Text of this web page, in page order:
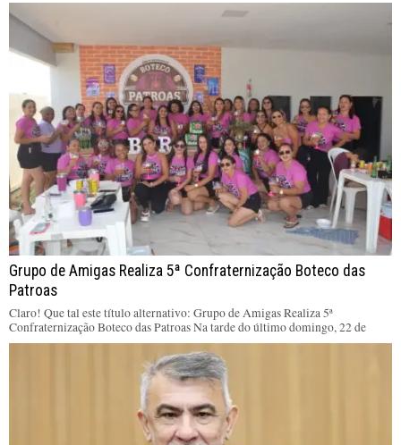
Grupo de Amigas Realiza 5ª Confraternização Boteco das
Patroas
Claro! Que tal este título alternativo: Grupo de Amigas Realiza 5ª
Confraternização Boteco das Patroas Na tarde do último domingo, 22 de